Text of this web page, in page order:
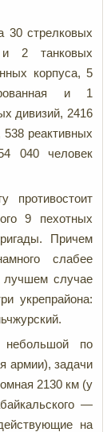
30 стрелковых
и 2 танковых
корпуса, 5
и 1
дивизий, 2416
реактивных
040 человек
противостоит
9 пехотных
Причем
слабее
лучшем случае
укрепрайона:
по
армии), задачи
2130 км (у
—
на